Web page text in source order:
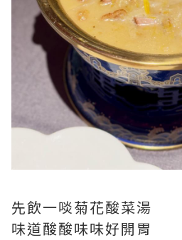
先飲一啖菊花酸菜湯
味道酸酸味味好開胃